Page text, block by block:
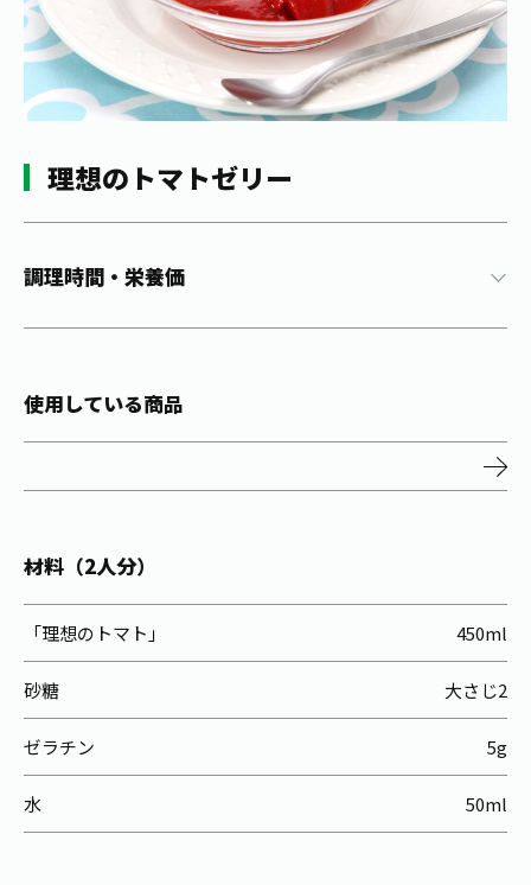
商品情報
ブランドから探す
カテゴリーから探す
製品の原料産地
動画ギャラリー
レシピ集
工場見学
お茶の複合型博物館
食育・イベント
新俳句大賞
未来の桜プロジェクト
店舗・通販
伊藤園の店舗トップ
茶寮伊藤園
通信販売トップ
健康体
お客様相談室
企業情報 GLOBAL
理想のトマトゼリー
調理時間・栄養価
使用している商品
材料（2人分）
「理想のトマト」 450ml
砂糖 大さじ2
ゼラチン 5g
水 50ml